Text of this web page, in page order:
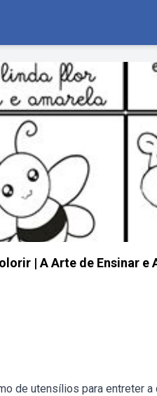
| A Arte de Ensinar e
de utensílios para entreter a